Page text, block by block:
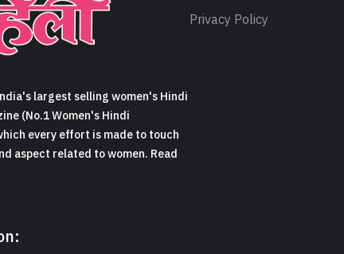
largest selling women's Hindi
(No.1 Women's Hindi
every effort is made to touch
aspect related to women. Read
Privacy Policy